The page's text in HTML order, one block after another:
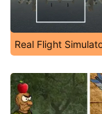
Real Flight